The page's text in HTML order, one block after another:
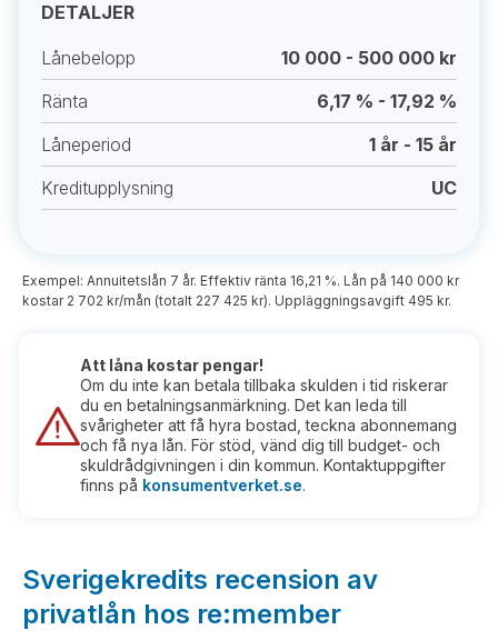
DETALJER
Lånebelopp
10 000 - 500 000 kr
Ränta
6,17 % - 17,92 %
Låneperiod
1 år - 15 år
Kreditupplysning
UC
Exempel: Annuitetslån 7 år. Effektiv ränta 16,21 %. Lån på 140 000 kr
kostar 2 702 kr/mån (totalt 227 425 kr). Uppläggningsavgift 495 kr.
Att låna kostar pengar!
Om du inte kan betala tillbaka skulden i tid riskerar
du en betalningsanmärkning. Det kan leda till
svårigheter att få hyra bostad, teckna abonnemang
och få nya lån. För stöd, vänd dig till budget- och
skuldrådgivningen i din kommun. Kontaktuppgifter
finns på konsumentverket.se.
Sverigekredits recension av
privatlån hos re:member